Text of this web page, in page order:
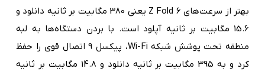
بهتر از سرعت‌های Z Fold 6 یعنی 380 مگابیت بر ثانیه دانلود و
15.6 مگابیت بر ثانیه آپلود است. با بردن دستگاه‌ها به لبه
منطقه تحت پوشش شبکه Wi-Fi، پیکسل 9 اتصال قوی را حفظ
کرد و به 395 مگابیت بر ثانیه دانلود و 14.8 مگابیت بر ثانیه